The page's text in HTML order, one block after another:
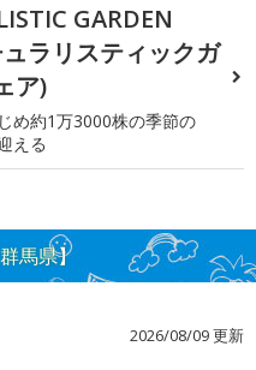
GARDEN
ラリスティックガ
ア)
め約1万3000株の季節の
える
馬県】
2026/08/09 更新